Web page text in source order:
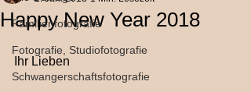
Familienfotografie
Fotografie, Studiofotografie
Schwangerschaftsfotografie
Happy New Year 2018
Ihr Lieben